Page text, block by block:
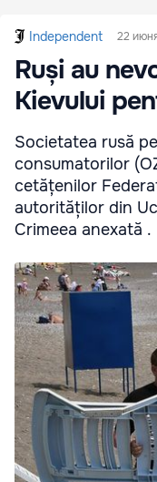
Independent 22
Ruși au
Kievului
Societatea rusă
consumatorilor
cetățenilor
autorităților din
Crimeea anexată .